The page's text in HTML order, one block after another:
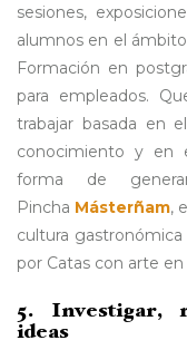
sesiones,
alumnos en el
Formación en
para empleados.
trabajar basada en
conocimiento y en
forma de
Pincha Másterñam,
cultura
por Catas con arte
5. Investigar,
ideas